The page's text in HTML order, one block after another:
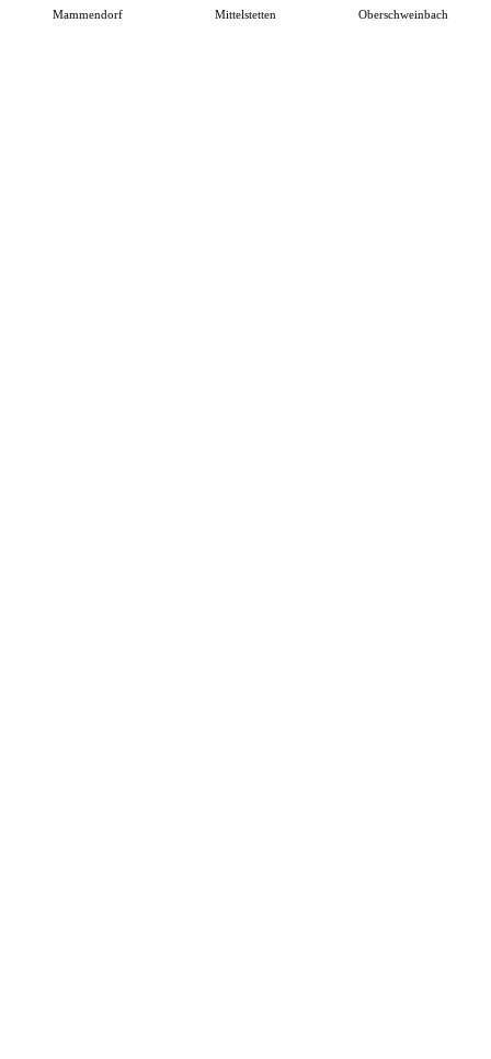
Mammendorf Mittelstetten Oberschweinbach